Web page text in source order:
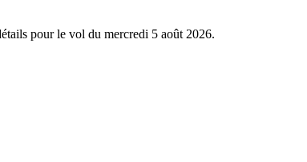
pour le vol du mercredi 5 août 2026.